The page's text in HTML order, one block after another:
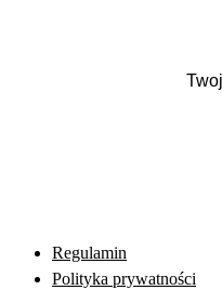
Regulamin
Polityka prywatności